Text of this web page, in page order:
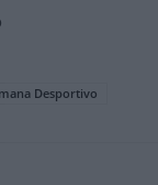
Desportivo